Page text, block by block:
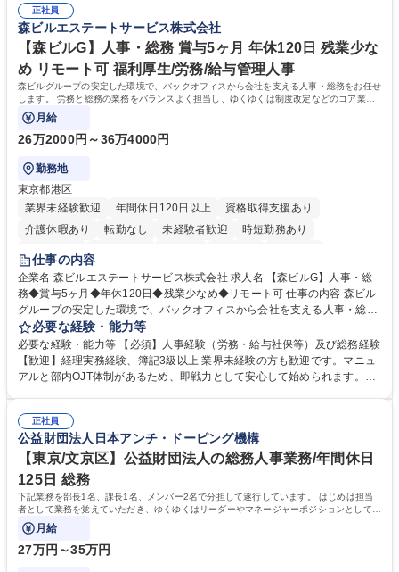
幅広い業務の体得が可能で、多様なキャリアパスを描くことも可能です。
募集職種 【総務】未経験歓迎◎/リモート可/世界で唯一の事業/福利厚生◎/
再雇用有
対処できる・新しいことに興味関心がある 【魅力】■自己啓発支援：資格
取得や通信教育など費用の80%（年間25万円まで）を補助 ■住宅手当：家
賃の50%（月額7万円まで）を補助 学歴・資格 学歴：大学院 大学 語学
力： 資格：
正社員
森ビルエステートサービス株式会社
【森ビルG】人事・総務 賞与5ヶ月 年休120日 残業少な
め リモート可 福利厚生/労務/給与管理人事
森ビルグループの安定した環境で、バックオフィスから会社を支える人事・総務をお任せ
します。 労務と総務の業務をバランスよく担当し、ゆくゆくは制度改定などのコア業務
にも挑戦できる、やりがいある環境です。
月給
26万2000円～36万4000円
勤務地
東京都港区
業界未経験歓迎
年間休日120日以上
資格取得支援あり
介護休暇あり
転勤なし 未経験者歓迎
時短勤務あり
経験者歓迎
完全週休2日制
交通費支給 長期歓迎 駅近5分以内 土日祝休み
仕事の内容
企業名 森ビルエステートサービス株式会社 求人名 【森ビルG】人事・総
務◆賞与5ヶ月◆年休120日◆残業少なめ◆リモート可 仕事の内容 森ビル
グループの安定した環境で、バックオフィスから会社を支える人事・総務
をお任せします。 労務と総務の業務をバランスよく担当し、ゆくゆくは制
度改定などのコア業務にも挑戦できる、やりがいある環境です。 ■勤怠管
理、給与計算、社会保険手続き、年末調整等の労務管理全般 ■入退社手続
き、社内規定の改定や人事制度改定などのコア業務 ■社内イベントの企画
でも質問・相談できる環境が整っているため、安心して成長できます。 募
集職種 【森ビルG】人事・総務◆賞与5ヶ月◆年休120日◆残業少なめ◆
リモート可
必要な経験・能力等
必要な経験・能力等 【必須】人事経験（労務・給与社保等）及び総務経験
【歓迎】経理実務経験、簿記3級以上 業界未経験の方も歓迎です。マニュ
アルと部内OJT体制があるため、即戦力として安心して始められます。
務に挑戦できるため、自身の成長と組織への貢献度をダイレクトに実感で
きます。 残業少なめ、週1日リモート可など、ワークライフバランスを保
ち長期活躍できる環境です。 「これまでの幅広い経験を活かし、長期的な
キャリアを築きたい」という前向きな意欲と挑戦を全力で応援します。 学
歴・資格 学歴：大学院 大学 高専 短大 専修学校 高校 語学力： 資格：日商
簿記検定1級 日商簿記検定2級 日商簿記検定3級
正社員
公益財団法人日本アンチ・ドーピング機構
【東京/文京区】公益財団法人の総務人事業務/年間休日
125日 総務
下記業務を部長1名、課長1名、メンバー2名で分担して遂行しています。 はじめは担当
者として業務を覚えていただき、ゆくゆくはリーダーやマネージャーポジションとして活
躍いただくことを期待しています。
月給
27万円～35万円